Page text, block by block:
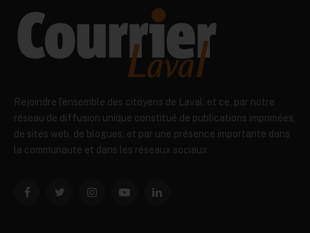
Rejoindre l’ensemble des citoyens de Laval, et ce, par notre
réseau de diffusion unique constitué de publications imprimées,
de sites web, de blogues, et par une présence importante dans
la communauté et dans les réseaux sociaux
FacebookTwitterInstagramYouTubeLinkedIn